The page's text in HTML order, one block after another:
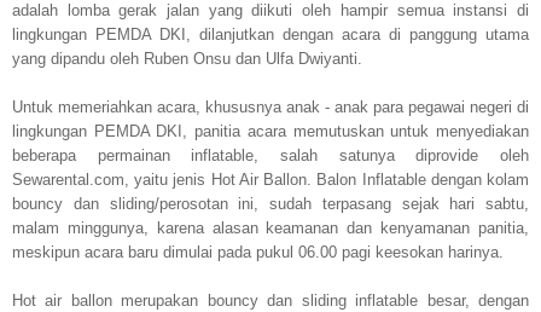
adalah lomba gerak jalan yang diikuti oleh hampir semua instansi di
lingkungan PEMDA DKI, dilanjutkan dengan acara di panggung utama
yang dipandu oleh Ruben Onsu dan Ulfa Dwiyanti.
Untuk memeriahkan acara, khususnya anak - anak para pegawai negeri di
lingkungan PEMDA DKI, panitia acara memutuskan untuk menyediakan
beberapa permainan inflatable, salah satunya diprovide oleh
Sewarental.com, yaitu jenis Hot Air Ballon. Balon Inflatable dengan kolam
bouncy dan sliding/perosotan ini, sudah terpasang sejak hari sabtu,
malam minggunya, karena alasan keamanan dan kenyamanan panitia,
meskipun acara baru dimulai pada pukul 06.00 pagi keesokan harinya.
Hot air ballon merupakan bouncy dan sliding inflatable besar, dengan